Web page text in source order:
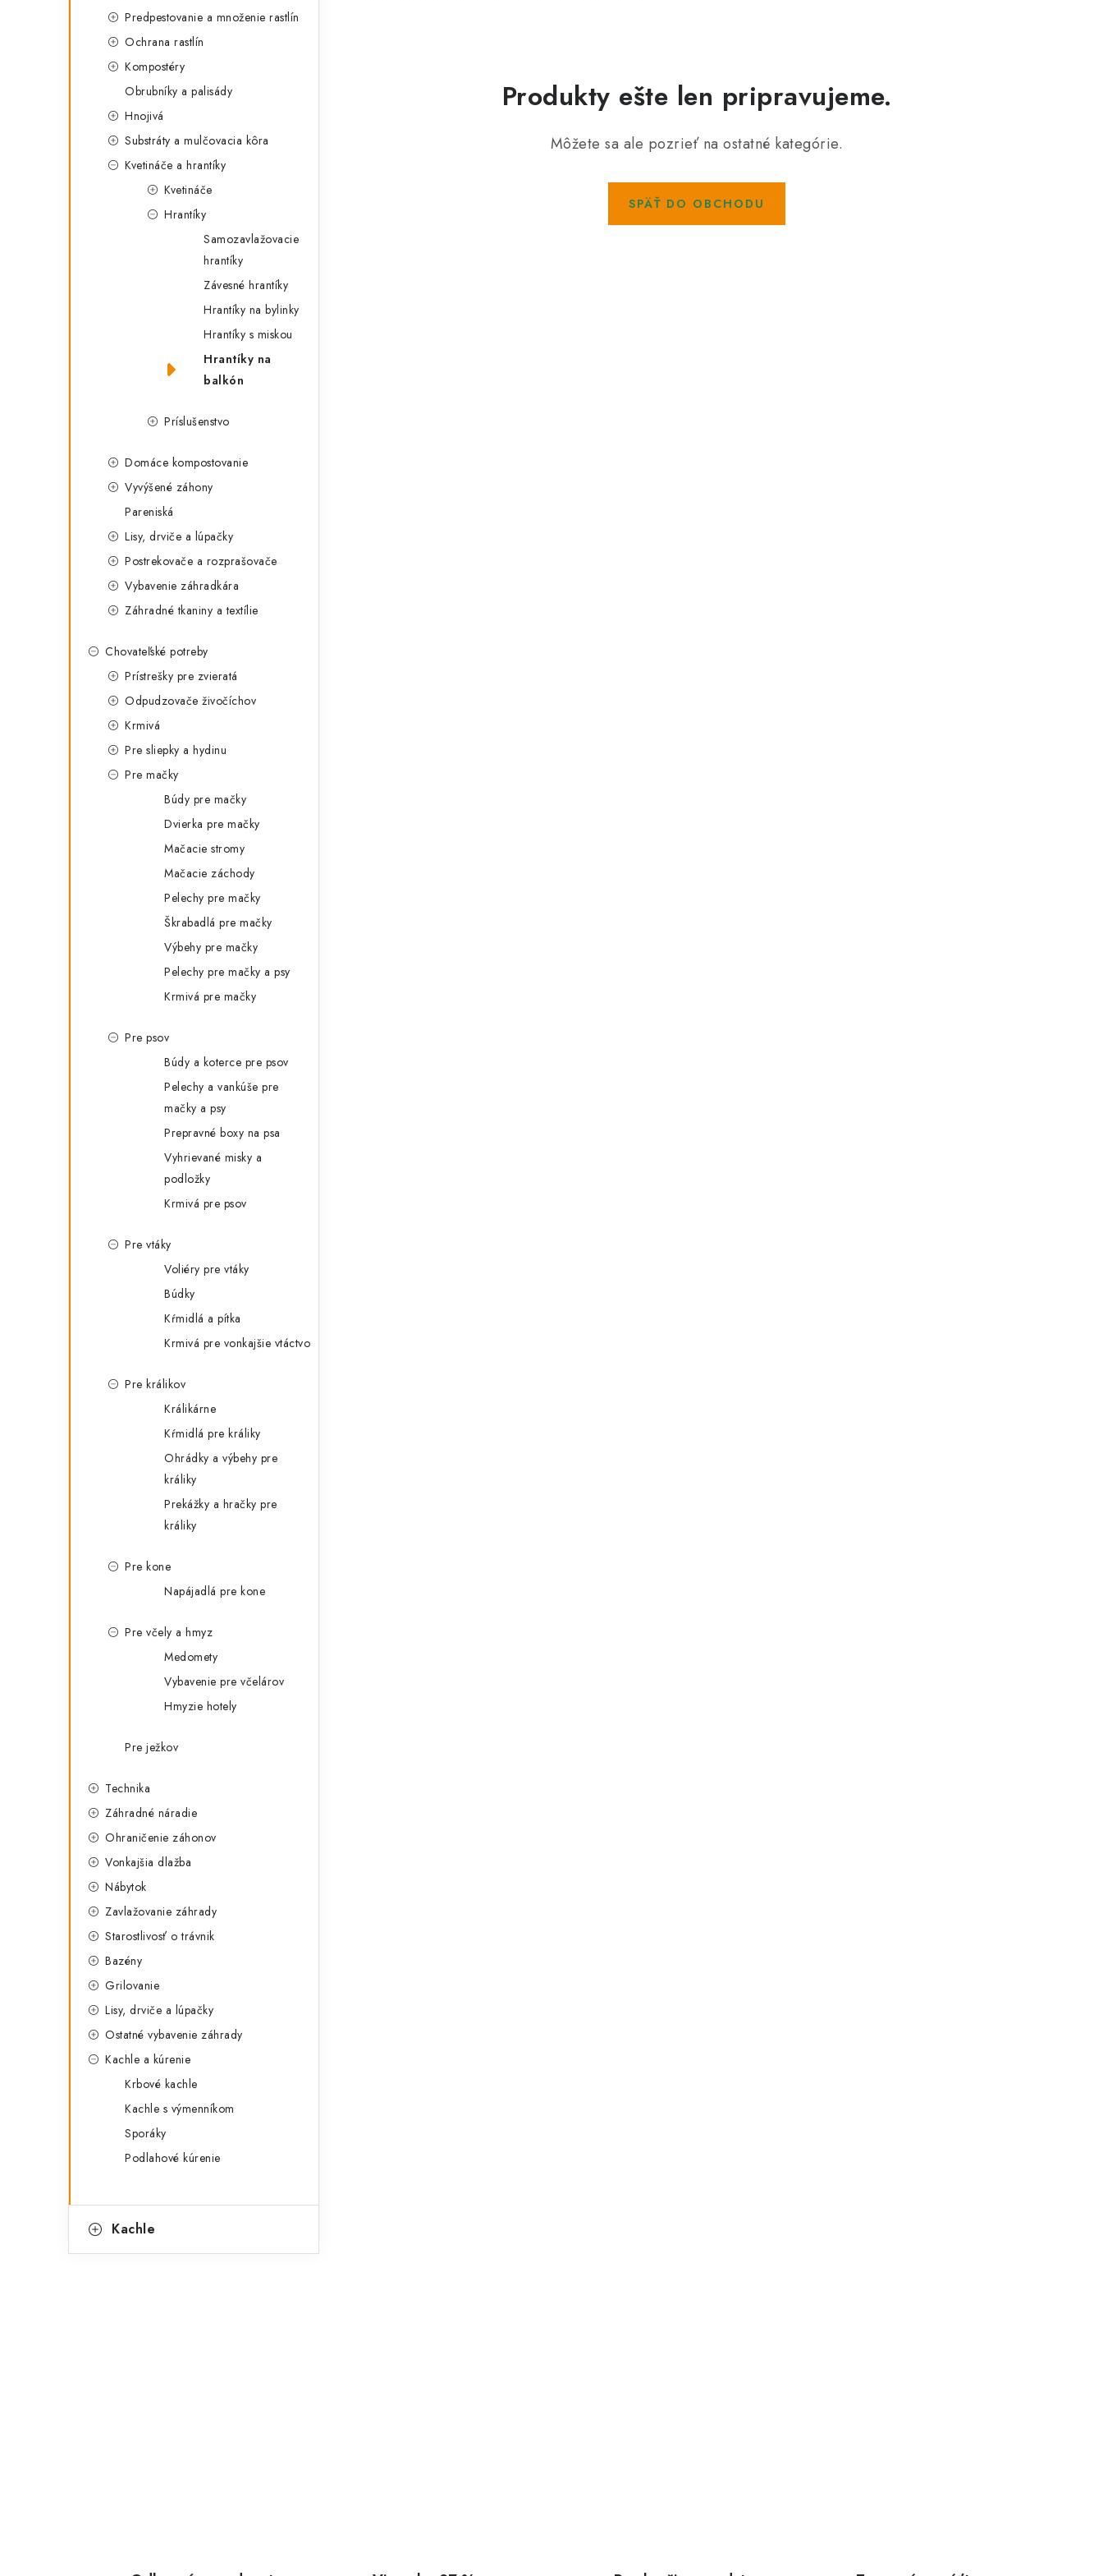
Predpestovanie a množenie rastlín
Ochrana rastlín
Kompostéry
Obrubníky a palisády
Hnojivá
Substráty a mulčovacia kôra
Kvetináče a hrantíky
Kvetináče
Hrantíky
Samozavlažovacie
hrantíky
Závesné hrantíky
Hrantíky na bylinky
Hrantíky s miskou
Hrantíky na
balkón
Príslušenstvo
Domáce kompostovanie
Vyvýšené záhony
Pareniská
Lisy, drviče a lúpačky
Postrekovače a rozprašovače
Vybavenie záhradkára
Záhradné tkaniny a textílie
Chovateľské potreby
Prístrešky pre zvieratá
Odpudzovače živočíchov
Krmivá
Pre sliepky a hydinu
Pre mačky
Búdy pre mačky
Dvierka pre mačky
Mačacie stromy
Mačacie záchody
Pelechy pre mačky
Škrabadlá pre mačky
Výbehy pre mačky
Pelechy pre mačky a psy
Krmivá pre mačky
Pre psov
Búdy a koterce pre psov
Pelechy a vankúše pre
mačky a psy
Prepravné boxy na psa
Vyhrievané misky a
podložky
Krmivá pre psov
Pre vtáky
Voliéry pre vtáky
Búdky
Kŕmidlá a pítka
Krmivá pre vonkajšie vtáctvo
Pre králikov
Králikárne
Kŕmidlá pre králiky
Ohrádky a výbehy pre
králiky
Prekážky a hračky pre
králiky
Pre kone
Napájadlá pre kone
Pre včely a hmyz
Medomety
Vybavenie pre včelárov
Hmyzie hotely
Pre ježkov
Technika
Záhradné náradie
Ohraničenie záhonov
Vonkajšia dlažba
Nábytok
Zavlažovanie záhrady
Starostlivosť o trávnik
Bazény
Grilovanie
Lisy, drviče a lúpačky
Ostatné vybavenie záhrady
Kachle a kúrenie
Krbové kachle
Kachle s výmenníkom
Sporáky
Podlahové kúrenie
Kachle
Produkty ešte len pripravujeme.
Môžete sa ale pozrieť na ostatné kategórie.
SPÄŤ DO OBCHODU